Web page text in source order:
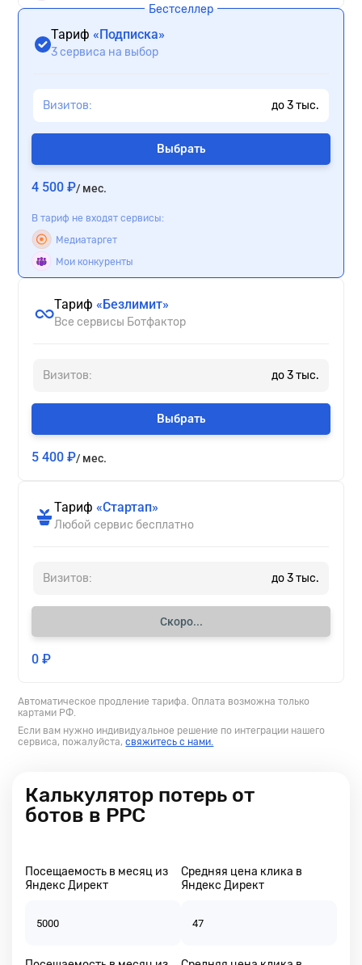
Бестселлер
Тариф «Подписка»
3 сервиса на выбор
Визитов: до3тыс.
Выбрать
4 500 ₽/ мес.
В тариф не входят сервисы:
Медиатаргет
Мои конкуренты
Тариф «Безлимит»
Все сервисы Ботфактор
Визитов: до3тыс.
Выбрать
5 400 ₽/ мес.
Тариф «Стартап»
Любой сервис бесплатно
Визитов: до 3 тыс.
Скоро...
0 ₽
Автоматическое продление тарифа. Оплата возможна только
картами РФ.
Если вам нужно индивидуальное решение по интеграции нашего
сервиса, пожалуйста,свяжитесь с нами.
Калькулятор потерь от
ботов в РРС
Посещаемость в месяц из
Яндекс Директ
Средняя цена клика в
Яндекс Директ